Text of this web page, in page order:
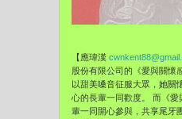
【應瑋漢
股份有限公司的《愛與關懷
以甜美嗓音征服大眾，她關
心的長輩一同歡度。 而《
輩一同開心參與，共享尾牙